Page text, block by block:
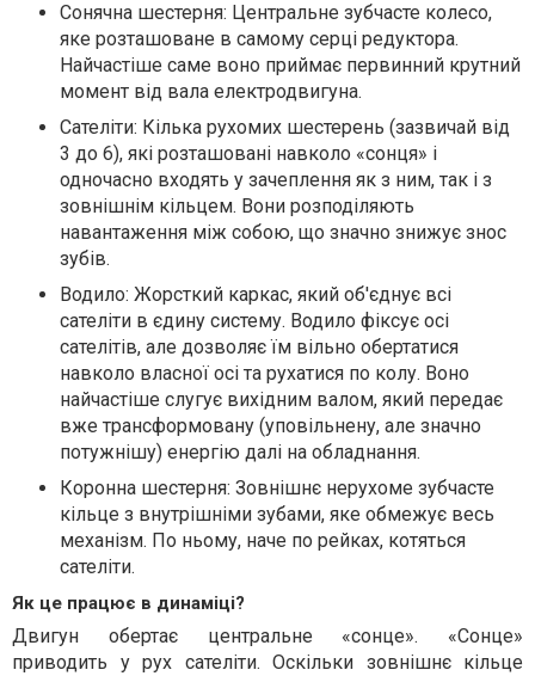
Сонячна шестерня: Центральне зубчасте колесо,
яке розташоване в самому серці редуктора.
Найчастіше саме воно приймає первинний крутний
момент від вала електродвигуна.
Сателіти: Кілька рухомих шестерень (зазвичай від
3 до 6), які розташовані навколо «сонця» і
одночасно входять у зачеплення як з ним, так і з
зовнішнім кільцем. Вони розподіляють
навантаження між собою, що значно знижує знос
зубів.
Водило: Жорсткий каркас, який об'єднує всі
сателіти в єдину систему. Водило фіксує осі
сателітів, але дозволяє їм вільно обертатися
навколо власної осі та рухатися по колу. Воно
найчастіше слугує вихідним валом, який передає
вже трансформовану (уповільнену, але значно
потужнішу) енергію далі на обладнання.
Коронна шестерня: Зовнішнє нерухоме зубчасте
кільце з внутрішніми зубами, яке обмежує весь
механізм. По ньому, наче по рейках, котяться
сателіти.
Як це працює в динаміці?
Двигун обертає центральне «сонце». «Сонце»
приводить у рух сателіти. Оскільки зовнішнє кільце